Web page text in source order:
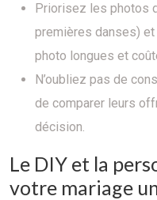
Priorisez les photos
premières danses)
photo longues et
N’oubliez pas de
de comparer leurs
décision.
Le DIY et la
votre mariage